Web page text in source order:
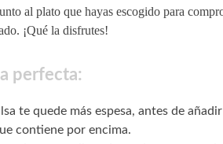
al plato que hayas escogido para
¡Qué la disfrutes!
perfecta:
te quede más espesa, antes de
contiene por encima.